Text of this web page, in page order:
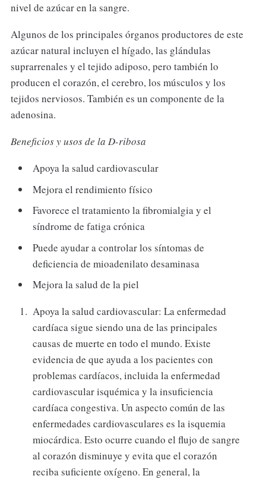
nivel de azúcar en la sangre.
Algunos de los principales órganos productores de este
azúcar natural incluyen el hígado, las glándulas
suprarrenales y el tejido adiposo, pero también lo
producen el corazón, el cerebro, los músculos y los
tejidos nerviosos. También es un componente de la
adenosina.
Beneficios y usos de la D-ribosa
Apoya la salud cardiovascular
Mejora el rendimiento físico
Favorece el tratamiento la fibromialgia y el
síndrome de fatiga crónica
Puede ayudar a controlar los síntomas de
deficiencia de mioadenilato desaminasa
Mejora la salud de la piel
Apoya la salud cardiovascular: La enfermedad
cardíaca sigue siendo una de las principales
causas de muerte en todo el mundo. Existe
evidencia de que ayuda a los pacientes con
problemas cardíacos, incluida la enfermedad
cardiovascular isquémica y la insuficiencia
cardíaca congestiva. Un aspecto común de las
enfermedades cardiovasculares es la isquemia
miocárdica. Esto ocurre cuando el flujo de sangre
al corazón disminuye y evita que el corazón
reciba suficiente oxígeno. En general, la